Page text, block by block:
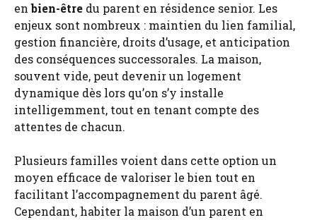
enbien-être du parent en résidence senior. Les
enjeux sont nombreux : maintien du lien familial,
gestion financière, droits d’usage, et anticipation
des conséquences successorales. La maison,
souvent vide, peut devenir un logement
dynamique dès lors qu’on s’y installe
intelligemment, tout en tenant compte des
attentes de chacun.
Plusieurs familles voient dans cette option un
moyen efficace de valoriser le bien tout en
facilitant l’accompagnement du parent âgé.
Cependant, habiter la maison d’un parent en